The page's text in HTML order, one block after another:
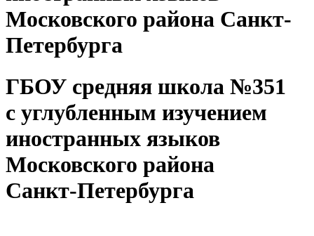
Московского района Санкт-
Петербурга
ГБОУ средняя школа №351
с углубленным изучением
иностранных языков
Московского района
Санкт-Петербурга